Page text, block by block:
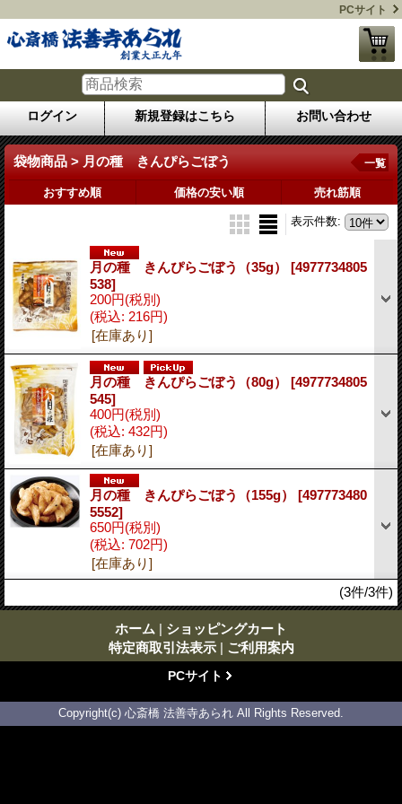
PCサイト
ログイン 新規登録はこちら お問い合わせ
袋物商品 > 月の種 きんぴらごぼう 一覧
おすすめ順 価格の安い順 売れ筋順
表示件数:
月の種 きんぴらごぼう（35g） [4977734805
538]
200円(税別)
(税込: 216円)
[在庫あり]
月の種 きんぴらごぼう（80g） [4977734805
545]
400円(税別)
(税込: 432円)
[在庫あり]
月の種 きんぴらごぼう（155g） [497773480
5552]
650円(税別)
(税込: 702円)
[在庫あり]
(3件/3件)
ホーム | ショッピングカート
特定商取引法表示 | ご利用案内
PCサイト
Copyright(c) 心斎橋 法善寺あられ All Rights Reserved.